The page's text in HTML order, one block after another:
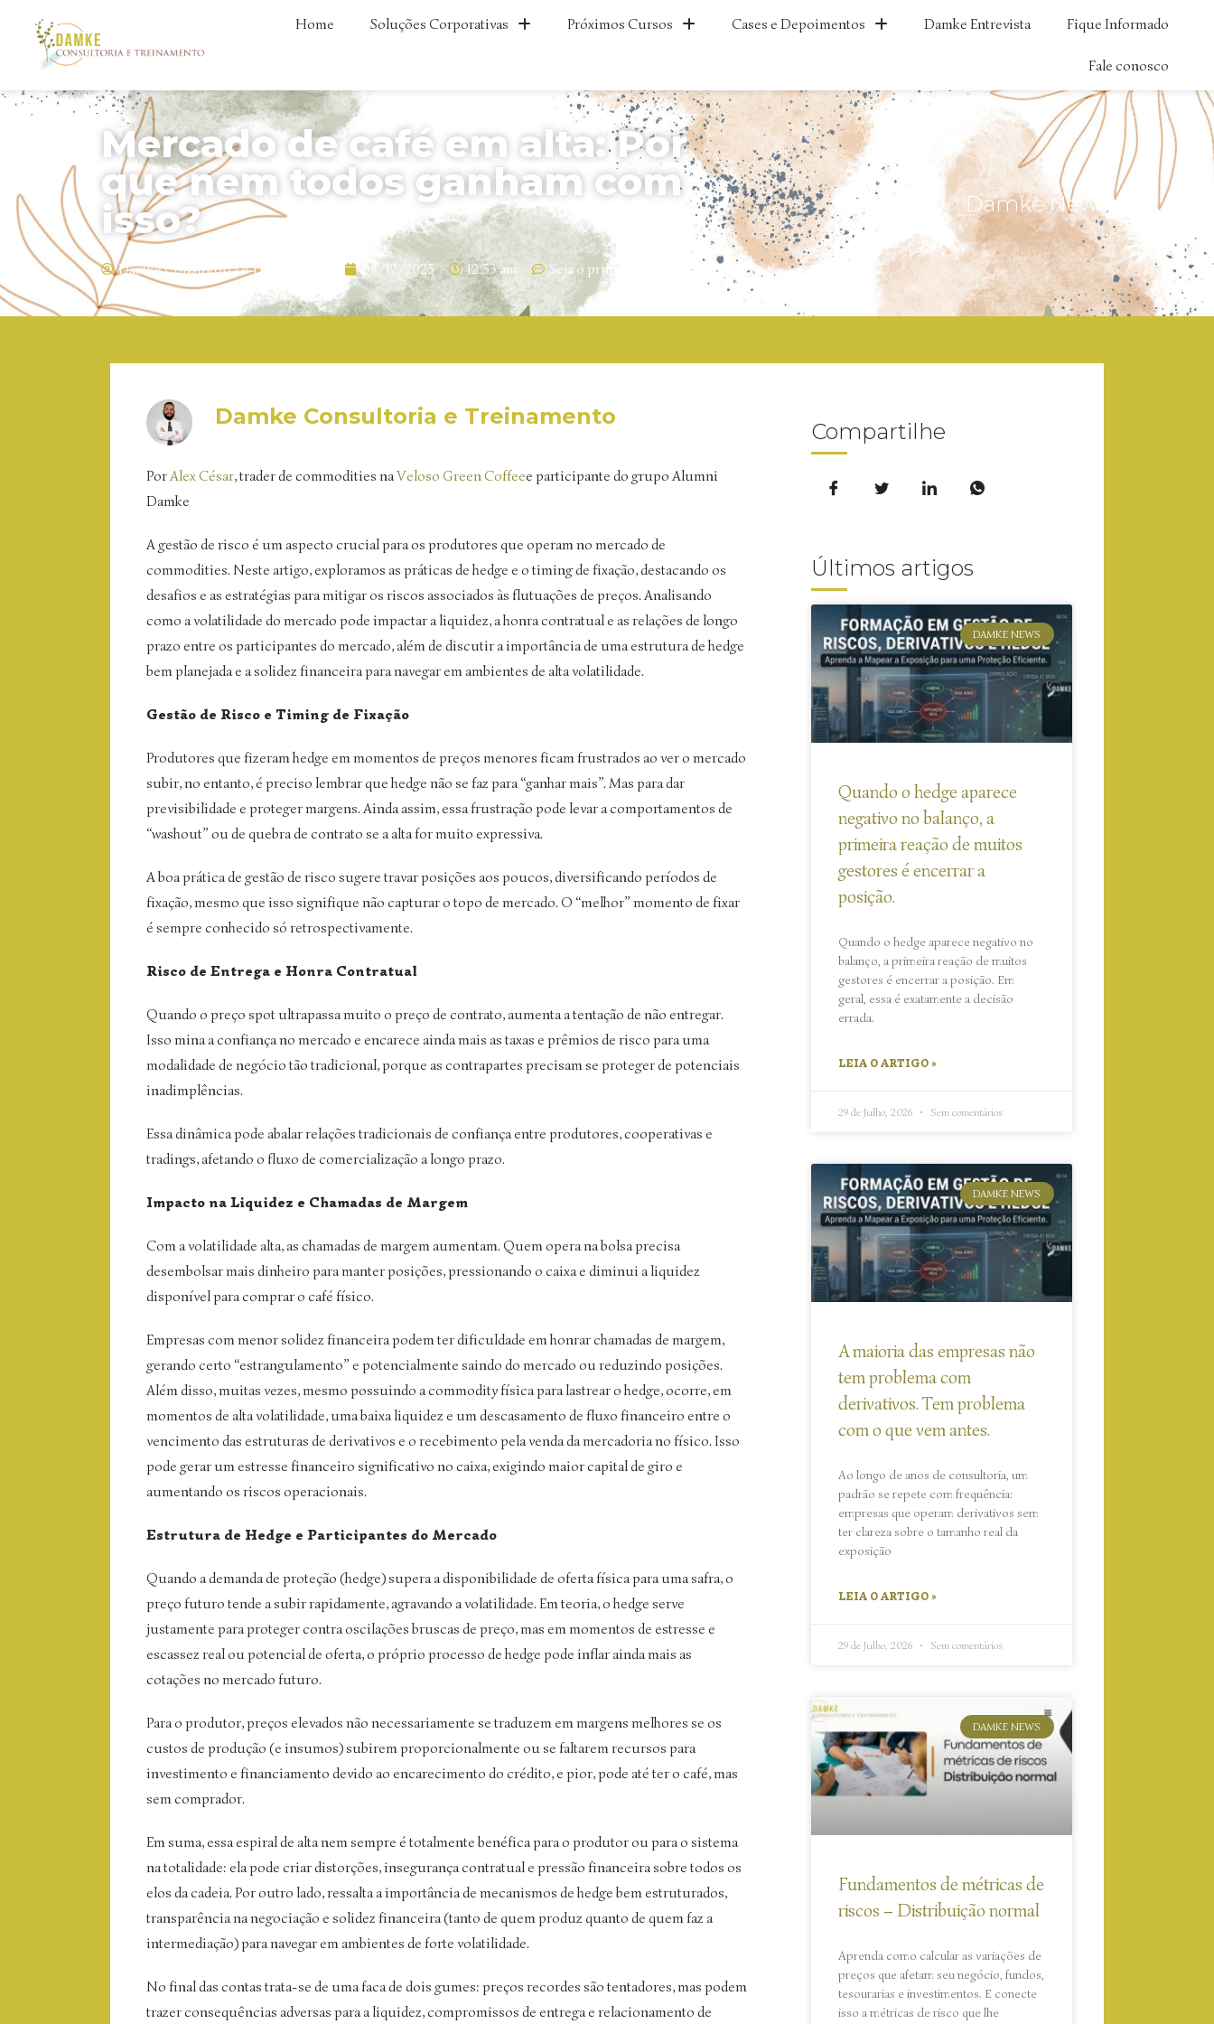
Home Soluções Corporativas Próximos Cursos Cases e Depoimentos Damke Entrevista Fique Informado
Fale conosco
Mercado de café em alta: Por
que nem todos ganham com
isso?
Damke Consultoria e Treinamento 08/12/2025 12:53 am Seja o primeiro a comentar
Damke News
Damke Consultoria e Treinamento
PorAlex César, trader de commodities naVeloso Green Coffeee participante do grupo Alumni
Damke
A gestão de risco é um aspecto crucial para os produtores que operam no mercado de
commodities. Neste artigo, exploramos as práticas de hedge e o timing de fixação, destacando os
desafios e as estratégias para mitigar os riscos associados às flutuações de preços. Analisando
como a volatilidade do mercado pode impactar a liquidez, a honra contratual e as relações de longo
prazo entre os participantes do mercado, além de discutir a importância de uma estrutura de hedge
bem planejada e a solidez financeira para navegar em ambientes de alta volatilidade.
Gestão de Risco e Timing de Fixação
Produtores que fizeram hedge em momentos de preços menores ficam frustrados ao ver o mercado
subir, no entanto, é preciso lembrar que hedge não se faz para “ganhar mais”. Mas para dar
previsibilidade e proteger margens. Ainda assim, essa frustração pode levar a comportamentos de
“washout” ou de quebra de contrato se a alta for muito expressiva.
A boa prática de gestão de risco sugere travar posições aos poucos, diversificando períodos de
fixação, mesmo que isso signifique não capturar o topo de mercado. O “melhor” momento de fixar
é sempre conhecido só retrospectivamente.
Risco de Entrega e Honra Contratual
Quando o preço spot ultrapassa muito o preço de contrato, aumenta a tentação de não entregar.
Isso mina a confiança no mercado e encarece ainda mais as taxas e prêmios de risco para uma
modalidade de negócio tão tradicional, porque as contrapartes precisam se proteger de potenciais
inadimplências.
Essa dinâmica pode abalar relações tradicionais de confiança entre produtores, cooperativas e
tradings, afetando o fluxo de comercialização a longo prazo.
Impacto na Liquidez e Chamadas de Margem
Com a volatilidade alta, as chamadas de margem aumentam. Quem opera na bolsa precisa
desembolsar mais dinheiro para manter posições, pressionando o caixa e diminui a liquidez
disponível para comprar o café físico.
Empresas com menor solidez financeira podem ter dificuldade em honrar chamadas de margem,
gerando certo “estrangulamento” e potencialmente saindo do mercado ou reduzindo posições.
Além disso, muitas vezes, mesmo possuindo a commodity física para lastrear o hedge, ocorre, em
momentos de alta volatilidade, uma baixa liquidez e um descasamento de fluxo financeiro entre o
vencimento das estruturas de derivativos e o recebimento pela venda da mercadoria no físico. Isso
pode gerar um estresse financeiro significativo no caixa, exigindo maior capital de giro e
aumentando os riscos operacionais.
Estrutura de Hedge e Participantes do Mercado
Quando a demanda de proteção (hedge) supera a disponibilidade de oferta física para uma safra, o
preço futuro tende a subir rapidamente, agravando a volatilidade. Em teoria, o hedge serve
justamente para proteger contra oscilações bruscas de preço, mas em momentos de estresse e
escassez real ou potencial de oferta, o próprio processo de hedge pode inflar ainda mais as
cotações no mercado futuro.
Para o produtor, preços elevados não necessariamente se traduzem em margens melhores se os
custos de produção (e insumos) subirem proporcionalmente ou se faltarem recursos para
investimento e financiamento devido ao encarecimento do crédito, e pior, pode até ter o café, mas
sem comprador.
Em suma, essa espiral de alta nem sempre é totalmente benéfica para o produtor ou para o sistema
na totalidade: ela pode criar distorções, insegurança contratual e pressão financeira sobre todos os
elos da cadeia. Por outro lado, ressalta a importância de mecanismos de hedge bem estruturados,
transparência na negociação e solidez financeira (tanto de quem produz quanto de quem faz a
intermediação) para navegar em ambientes de forte volatilidade.
No final das contas trata-se de uma faca de dois gumes: preços recordes são tentadores, mas podem
trazer consequências adversas para a liquidez, compromissos de entrega e relacionamento de
Compartilhe
Últimos artigos
DAMKE NEWS
Quando o hedge aparece
negativo no balanço, a
primeira reação de muitos
gestores é encerrar a
posição.
Quando o hedge aparece negativo no
balanço, a primeira reação de muitos
gestores é encerrar a posição. Em
geral, essa é exatamente a decisão
errada.
LEIA O ARTIGO »
29 de Julho, 2026 Sem comentários
DAMKE NEWS
A maioria das empresas não
tem problema com
derivativos. Tem problema
com o que vem antes.
Ao longo de anos de consultoria, um
padrão se repete com frequência:
empresas que operam derivativos sem
ter clareza sobre o tamanho real da
exposição
LEIA O ARTIGO »
29 de Julho, 2026 Sem comentários
DAMKE NEWS
Fundamentos de métricas de
riscos – Distribuição normal
Aprenda como calcular as variações de
preços que afetam seu negócio, fundos,
tesourarias e investimentos. E conecte
isso a métricas de risco que lhe